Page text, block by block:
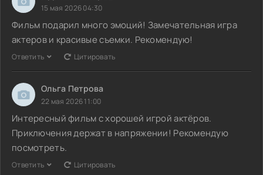
15 мая 2026 04:30
Фильм подарил много эмоций! Замечательная игра
актеров и красивые съемки. Рекомендую!
Ответить Цитировать
Ольга Петрова
22 мая 2026 11:00
Интересный фильм с хорошей игрой актёров.
Приключения держат в напряжении! Рекомендую
посмотреть.
Ответить Цитировать